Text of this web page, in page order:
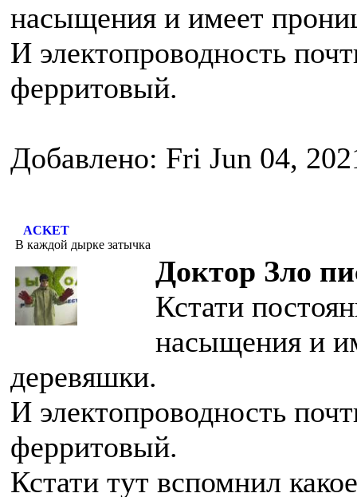
насыщения и имеет
И электопроводность
ферритовый.
Добавлено: Fri Jun 04,
ACKET
В каждой дырке затычка
Доктор Зло
Кстати
насыщения и
деревяшки.
И электопроводность
ферритовый.
Кстати тут вспомнил